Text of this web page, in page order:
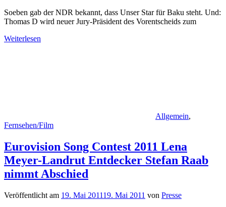
Soeben gab der NDR bekannt, dass Unser Star für Baku steht. Und:
Thomas D wird neuer Jury-Präsident des Vorentscheids zum
Weiterlesen
Allgemein,
Fernsehen/Film
Eurovision Song Contest 2011 Lena
Meyer-Landrut Entdecker Stefan Raab
nimmt Abschied
Veröffentlicht am 19. Mai 201119. Mai 2011 von Presse